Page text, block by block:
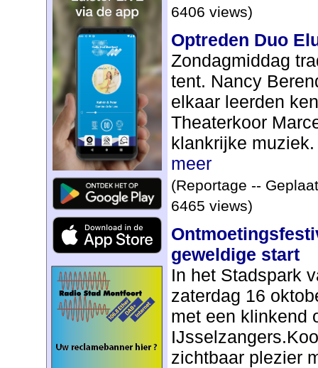
6406 views)
Optreden Duo
Zondagmiddag
tent. Nancy
elkaar leerden
Theaterkoor
klankrijke
meer
(Reportage --
6465 views)
geweldige start
In het Stadspark
zaterdag 16
met een klinkend
zichtbaar plezier